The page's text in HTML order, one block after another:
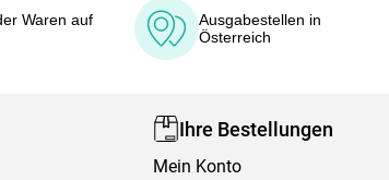
Waren auf
Ausgabestellen in
Österreich
Ihre Bestellungen
Mein Konto